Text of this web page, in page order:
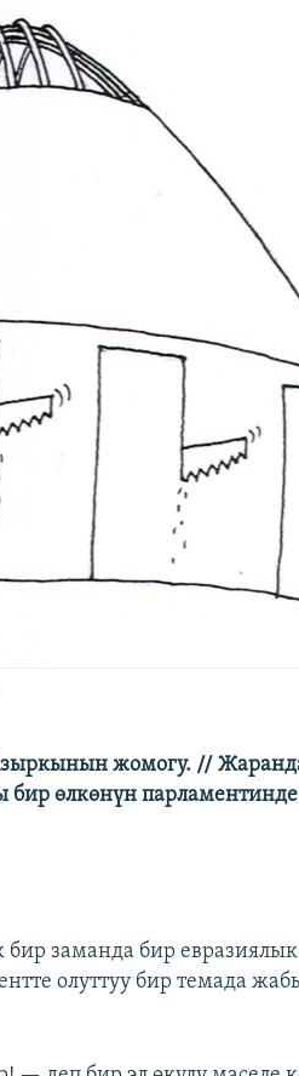
жомогу. //
бир өлкөнүн
заманда бир
олуттуу бир темада